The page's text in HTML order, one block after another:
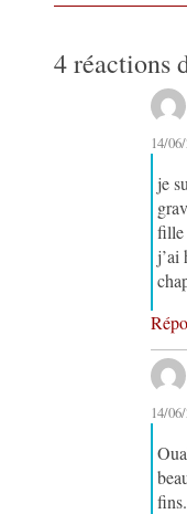
4 réactions
14/
je
fille
j’ai
14/
fins.